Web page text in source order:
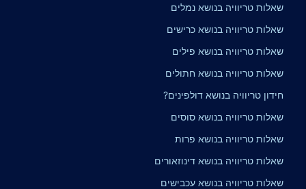
שאלות טריוויה בנושא נמלים
שאלות טריוויה בנושא כרישים
שאלות טריוויה בנושא פילים
שאלות טריוויה בנושא חתולים
חידון טריוויה בנושא דולפינים?
שאלות טריוויה בנושא סוסים
שאלות טריוויה בנושא פרות
שאלות טריוויה בנושא דינוזאורים
שאלות טריוויה בנושא עכבישים